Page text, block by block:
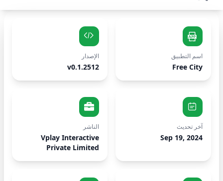
اسم التطبيق
Free City
الإصدار
v0.1.2512
آخر تحديث
Sep 19, 2024
الناشر
Vplay Interactive
Private Limited